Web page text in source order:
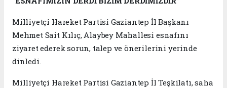
Milliyetçi Hareket Partisi Gaziantep İl Başkanı
Mehmet Sait Kılıç, Alaybey Mahallesi esnafını
ziyaret ederek sorun, talep ve önerilerini yerinde
dinledi.
Milliyetçi Hareket Partisi Gaziantep İl Teşkilatı, saha